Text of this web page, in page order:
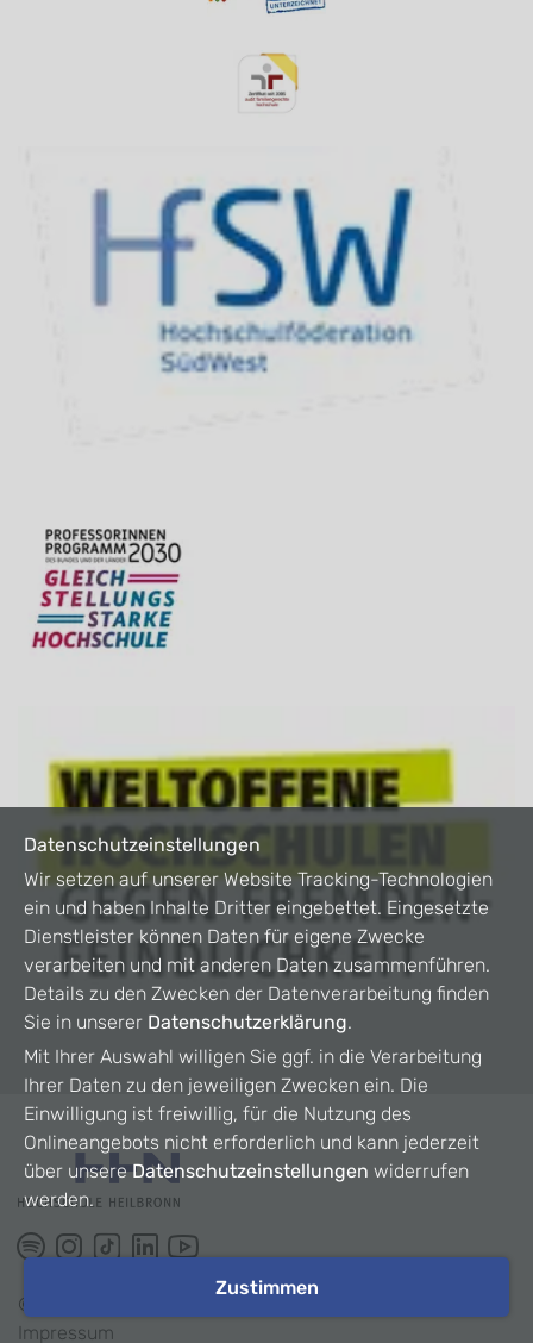
©
Impressum
Datenschutzeinstellungen
Wir setzen auf unserer Website Tracking-Technologien
ein und haben Inhalte Dritter eingebettet. Eingesetzte
Dienstleister können Daten für eigene Zwecke
verarbeiten und mit anderen Daten zusammenführen.
Details zu den Zwecken der Datenverarbeitung finden
Sie in unserer Datenschutzerklärung.
Mit Ihrer Auswahl willigen Sie ggf. in die Verarbeitung
Ihrer Daten zu den jeweiligen Zwecken ein. Die
Einwilligung ist freiwillig, für die Nutzung des
Onlineangebots nicht erforderlich und kann jederzeit
über unsereDatenschutzeinstellungen widerrufen
werden.
Zustimmen